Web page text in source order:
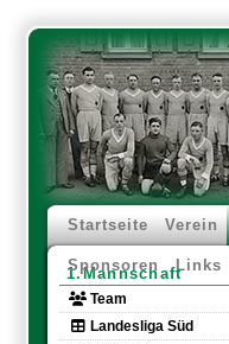
Startseite Verein
Sponsoren Links
1.Mannschaft
Team
Landesliga Süd